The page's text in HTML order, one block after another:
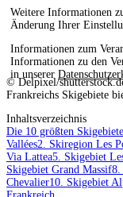
Weitere Informationen
Änderung Ihrer
Informationen zum
Informationen zu den
in unserer
© Delpixel/
Frankreichs Skigebiete
Inhaltsverzeichnis
Die 10 größten
Vallées2. Skiregion Les
Via Lattea5. Skigebiet
Skigebiet Grand Massif8.
Chevalier10. Skigebiet